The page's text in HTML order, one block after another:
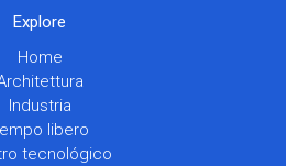
Explore
Home
Industria
libero
tecnológico